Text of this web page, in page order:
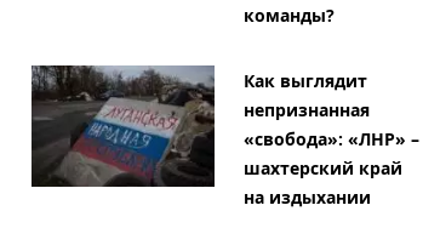
команды?
Как выглядит
непризнанная
«свобода»: «ЛНР» –
шахтерский край
на издыхании